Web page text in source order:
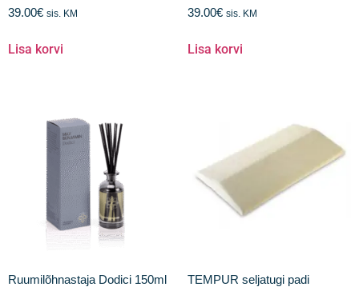
39.00€ sis. KM
Lisa korvi
39.00€ sis. KM
Lisa korvi
Ruumilõhnastaja Dodici 150ml
TEMPUR seljatugi padi